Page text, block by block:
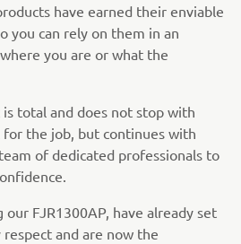
have earned their enviable
you can rely on them in an
you are or what the
is total and does not stop with
the job, but continues with
of dedicated professionals to
FJR1300AP, have already set
and are now the